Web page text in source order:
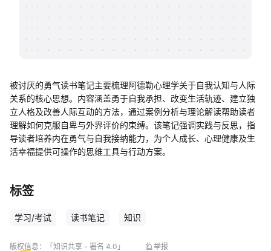
知识分享社区
被讨厌的勇气读书笔记主要梳理阿德勒心理学关于自我认知与人际
关系的核心思想。内容涵盖勇于自我承担、改变生活轨迹、建立独
立人格及改善人际互动的方法，通过案例分析与理论解读帮助读者
理解如何克服自卑与外界评价的束缚。该笔记强调实践与反思，指
导读者培养内在勇气与自我接纳能力，为个人成长、心理健康及生
活幸福提供可操作的思维工具与行动方案。
标签
学习/考试 读书笔记 知识
版权信息： 「知识共享 - 署名 4.0」 举报